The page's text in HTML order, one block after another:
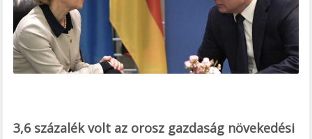
3,6 százalék volt az orosz gazdaság növekedési